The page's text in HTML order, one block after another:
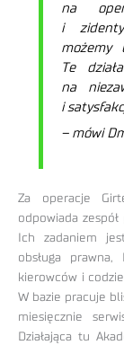
na
i
możemy
Te
na
i
– mówi
Za operacje
odpowiada
Ich zadaniem
obsługa
kierowców i
W bazie pracuje
miesięcznie
Działająca tu